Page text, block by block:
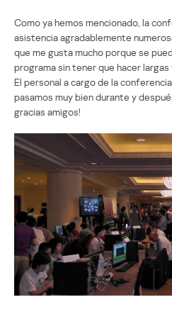
Como ya hemos mencionado, la
asistencia agradablemente
que me gusta mucho porque se
programa sin tener que hacer largas
El personal a cargo de la
pasamos muy bien durante y
gracias amigos!